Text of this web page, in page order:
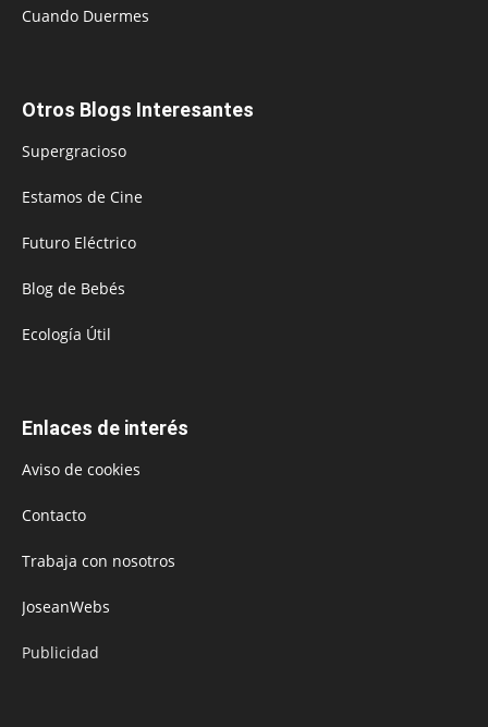
Cuando Duermes
Otros Blogs Interesantes
Supergracioso
Estamos de Cine
Futuro Eléctrico
Blog de Bebés
Ecología Útil
Enlaces de interés
Aviso de cookies
Contacto
Trabaja con nosotros
JoseanWebs
Publicidad